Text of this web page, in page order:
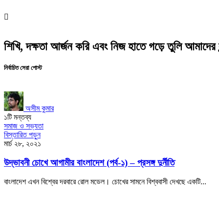
শিখি, দক্ষতা আর্জন করি এবং নিজ হাতে গড়ে তুলি আমাদের
নির্বাচিত সেরা পোস্ট
অসীম কুমার
১টি মন্তব্য
সমাজ ও সভ্যতা
বিস্তারিত পড়ুন
মার্চ ২৮, ২০২১
উদ্ভাবনী চোখে আগামীর বাংলাদেশ (পর্ব-১) – প্রসঙ্গ দুর্নীতি
বাংলাদেশ এখন বিশ্বের দরবারে রোল মডেল। চোখের সামনে বিশ্ববাসী দেখছে একটি...